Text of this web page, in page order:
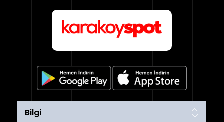
Bilgi